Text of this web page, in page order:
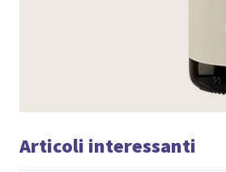
Articoli interessanti